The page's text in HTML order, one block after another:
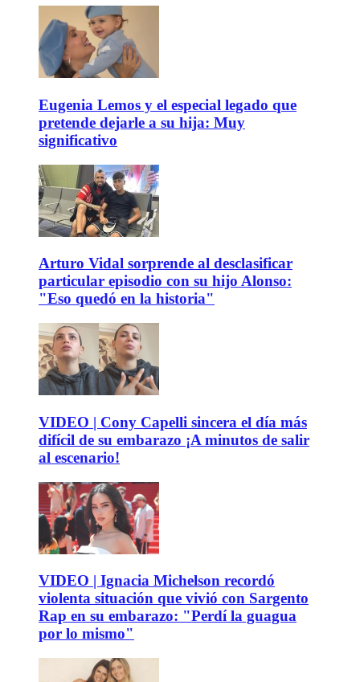
Eugenia Lemos y el especial legado que
pretende dejarle a su hija: Muy
significativo
Arturo Vidal sorprende al desclasificar
particular episodio con su hijo Alonso:
"Eso quedó en la historia"
VIDEO | Cony Capelli sincera el día más
difícil de su embarazo ¡A minutos de salir
al escenario!
VIDEO | Ignacia Michelson recordó
violenta situación que vivió con Sargento
Rap en su embarazo: "Perdí la guagua
por lo mismo"